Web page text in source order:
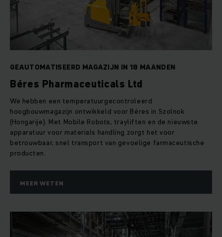
GEAUTOMATISEERD MAGAZIJN IN 18 MAANDEN
Béres Pharmaceuticals Ltd
We hebben een temperatuurgecontroleerd
hoogbouwmagazijn ontwikkeld voor Béres in Szolnok
(Hongarije). Met Mobile Robots, trayliften en de nieuwste
apparatuur voor materials handling zorgt het voor
betrouwbaar, snel transport van gevoelige farmaceutische
producten.
MEER WETEN